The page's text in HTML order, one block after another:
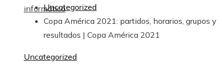
informática
Uncategorized
Copa América 2021: partidos, horarios, grupos y
resultados | Copa América 2021
Uncategorized